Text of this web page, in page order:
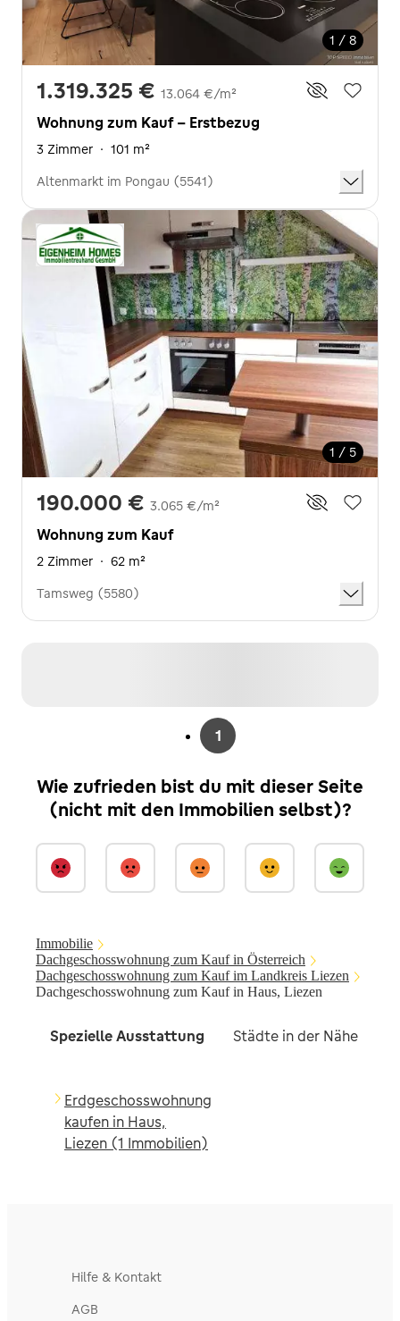
1 / 8
1.319.325 € 13.064 €/m²
Wohnung zum Kauf - Erstbezug
3 Zimmer · 101 m²
Altenmarkt im Pongau (5541)
1 / 5
190.000 € 3.065 €/m²
Wohnung zum Kauf
2 Zimmer · 62 m²
Tamsweg (5580)
1
Wie zufrieden bist du mit dieser Seite
(nicht mit den Immobilien selbst)?
Immobilie
Dachgeschosswohnung zum Kauf in Österreich
Dachgeschosswohnung zum Kauf im Landkreis Liezen
Dachgeschosswohnung zum Kauf in Haus, Liezen
Spezielle Ausstattung Städte in der Nähe
Erdgeschosswohnung
kaufen in Haus,
Liezen (1 Immobilien)
Hilfe & Kontakt
AGB